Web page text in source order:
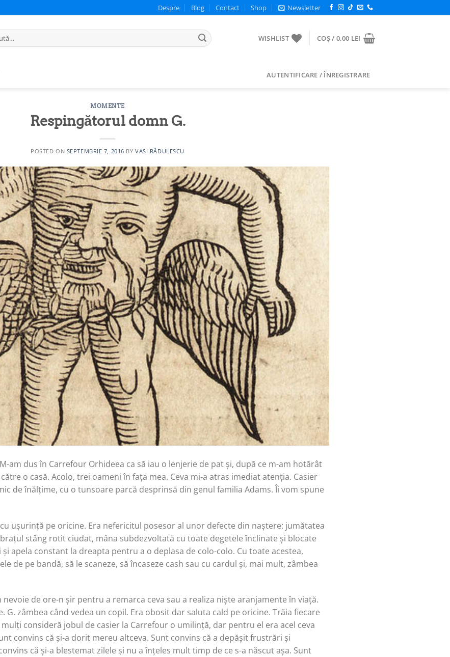
Despre Blog Contact Shop Newsletter
WISHLIST COȘ / 0,00 LEI
AUTENTIFICARE / ÎNREGISTRARE
MOMENTE
Respingătorul domn G.
POSTED ON SEPTEMBRIE 7, 2016 BYVASI RĂDULESCU
am dus în Carrefour Orhideea ca să iau o lenjerie de pat și, după ce m-am hotărât
o casă. Acolo, trei oameni în fața mea. Ceva mi-a atras imediat atenția. Casier
de înălțime, cu o tunsoare parcă desprinsă din genul familia Adams. Îi vom spune
ușurință pe oricine. Era nefericitul posesor al unor defecte din naștere: jumătatea
stâng rotit ciudat, mâna subdezvoltată cu toate degetele înclinate și blocate
apela constant la dreapta pentru a o deplasa de colo-colo. Cu toate acestea,
de pe bandă, să le scaneze, să încaseze cash sau cu cardul și, mai mult, zâmbea
de ore-n șir pentru a remarca ceva sau a realiza niște aranjamente în viață.
G. zâmbea când vedea un copil. Era obosit dar saluta cald pe oricine. Trăia fiecare
consideră jobul de casier la Carrefour o umilință, dar pentru el era acel ceva
convins că și-a dorit mereu altceva. Sunt convins că a depășit frustrări și
că și-a blestemat zilele și nu a înțeles mult timp de ce s-a născut așa. Sunt